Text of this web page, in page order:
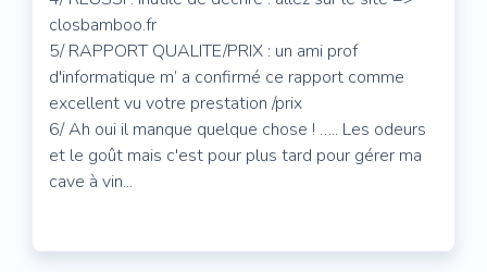
closbamboo.fr
5/ RAPPORT QUALITE/PRIX : un ami prof
d'informatique m’ a confirmé ce rapport comme
excellent vu votre prestation /prix
6/ Ah oui il manque quelque chose ! ….. Les odeurs
et le goût mais c'est pour plus tard pour gérer ma
cave à vin...